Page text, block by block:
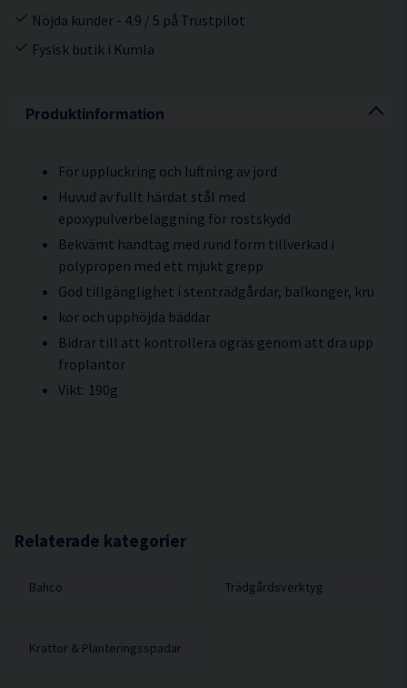
Produktinformation
För uppluckring och luftning av jord
Huvud av fullt härdat stål med
epoxypulverbeläggning för rostskydd
Bekvämt handtag med rund form tillverkad i
polypropen med ett mjukt grepp
God tillgänglighet i stenträdgårdar, balkonger, kru
kor och upphöjda bäddar
Bidrar till att kontrollera ogräs genom att dra upp
fröplantor
Vikt: 190g
Relaterade kategorier
Bahco Trädgårdsverktyg
Krattor & Planteringsspadar
Nöjda kunder - 4.9 / 5 på Trustpilot
Fysisk butik i Kumla